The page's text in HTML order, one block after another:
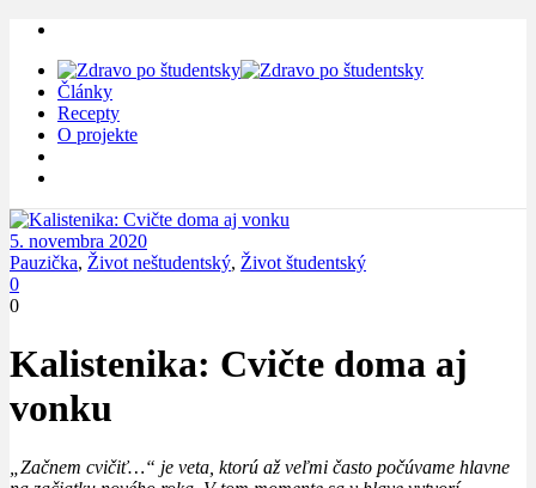
Články
Recepty
O projekte
5. novembra 2020
Pauzička, Život neštudentský, Život študentský
0
0
Kalistenika: Cvičte doma aj
vonku
„Začnem cvičiť…“ je veta, ktorú až veľmi často počúvame hlavne